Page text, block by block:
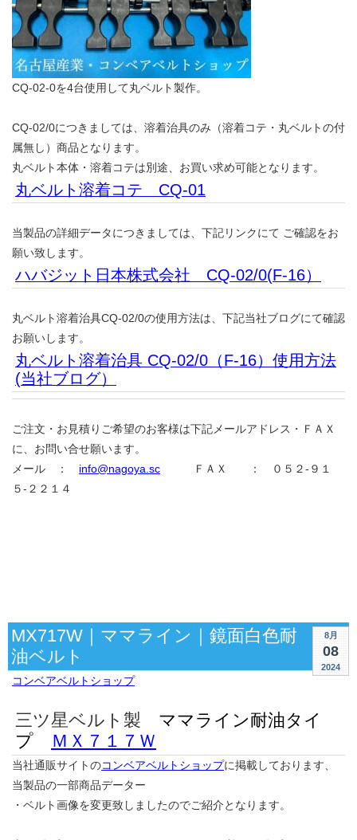
CQ-02-0を4台使用して丸ベルト製作。
CQ-02/0につきましては、溶着治具のみ（溶着コテ・丸ベルトの付
属無し）商品となります。
丸ベルト本体・溶着コテは別途、お買い求め可能となります。
丸ベルト溶着コテ CQ-01
当製品の詳細データにつきましては、下記リンクにて ご確認をお
願い致します。
ハバジット日本株式会社 CQ-02/0(F-16）
丸ベルト溶着治具CQ-02/0の使用方法は、下記当社ブログにて確認
お願いします。
丸ベルト溶着治具 CQ-02/0（F-16）使用方法
(当社ブログ）
ご注文・お見積りご希望のお客様は下記メールアドレス・ＦＡＸ
に、お問い合せ願います。
メール ： info@nagoya.sc ＦＡＸ ： ０５２-９１
５-２２１４
8月
08
2024
MX717W｜ママライン｜鏡面白色耐
油ベルト
コンベアベルトショップ
三ツ星ベルト製 ママライン耐油タイ
プ
ＭＸ７１７Ｗ
当社通販サイトのコンベアベルトショップに掲載しております、
当製品の一部商品データー
・ベルト画像を変更致しましたのでご紹介となります。